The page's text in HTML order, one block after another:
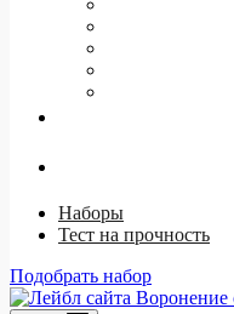
Наборы
Тест на прочность
Подобрать набор